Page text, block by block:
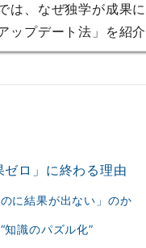
は、なぜ独学が成果
ップデート法」を紹介
ゼロ」に終わる理由
に結果が出ない」のか
知識のパズル化”